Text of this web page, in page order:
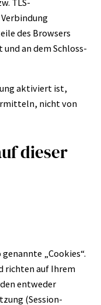
des Browsers
an dem Schloss-
aktiviert ist,
nicht von
dieser
„Cookies“.
richten auf Ihrem
entweder
(Session-